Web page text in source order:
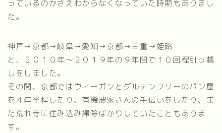
っているのかさえわからなくなっていた時期もありまし
た。
神戸→京都→岐阜→愛知→京都→三重→姫路
と、２０１０年～２０１９年の９年間で１０回程引っ越
しをしました。
その間、京都ではヴィーガンとグルテンフリーのパン屋
を４年半程したり、有機農家さんの手伝いをしたり、ま
た荒れ寺に住み込み掃除ばかりしていたこともありま
す。